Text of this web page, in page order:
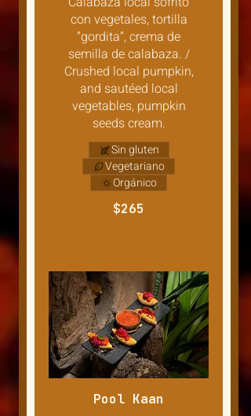
con vegetales, tortilla
“gordita”, crema de
semilla de calabaza. /
Crushed local pumpkin,
and sautéed local
vegetables, pumpkin
seeds cream.
$265
Sin gluten
Vegetariano
Orgánico
Pool Kaan